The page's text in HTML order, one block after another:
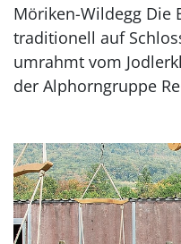
Möriken-Wildegg Die
traditionell auf
umrahmt vom
der Alphorngruppe